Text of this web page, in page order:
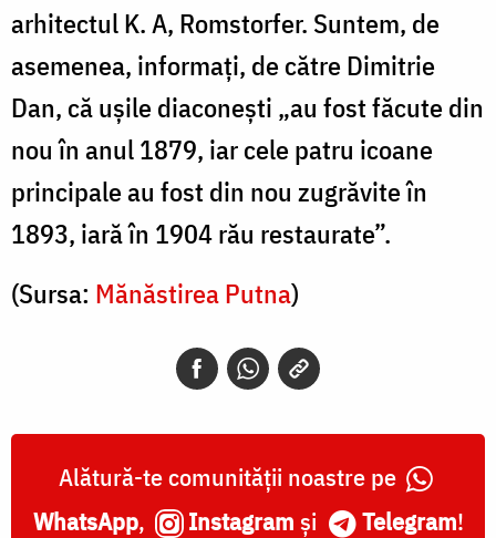
arhitectul K. A, Romstorfer. Suntem, de
asemenea, informați, de către Dimitrie
Dan, că ușile diaconești „au fost făcute din
nou în anul 1879, iar cele patru icoane
principale au fost din nou zugrăvite în
1893, iară în 1904 rău restaurate”.
(Sursa: Mănăstirea Putna)
Alătură-te comunității noastre pe
WhatsApp, Instagram și Telegram!